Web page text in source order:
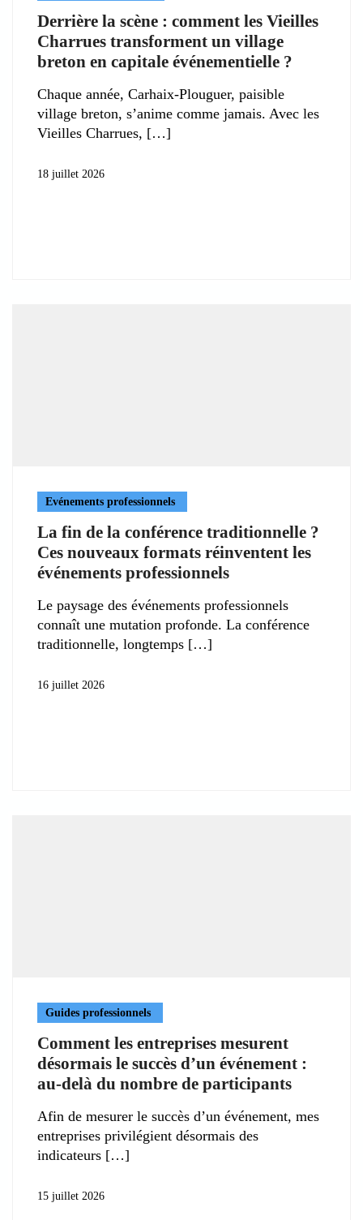
Derrière la scène : comment les Vieilles
Charrues transforment un village
breton en capitale événementielle ?
Chaque année, Carhaix-Plouguer, paisible
village breton, s’anime comme jamais. Avec les
Vieilles Charrues,
18 juillet 2026
Evénements professionnels
La fin de la conférence traditionnelle ?
Ces nouveaux formats réinventent les
événements professionnels
Le paysage des événements professionnels
connaît une mutation profonde. La conférence
traditionnelle, longtemps
16 juillet 2026
Guides professionnels
Comment les entreprises mesurent
désormais le succès d’un événement :
au-delà du nombre de participants
Afin de mesurer le succès d’un événement, mes
entreprises privilégient désormais des
indicateurs
15 juillet 2026